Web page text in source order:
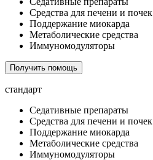
Средства для печени и почек
Поддержание миокарда
Метаболические средства
Иммуномодуляторы
Получить помощь
стандарт
Седативные препараты
Средства для печени и почек
Поддержание миокарда
Метаболические средства
Иммуномодуляторы